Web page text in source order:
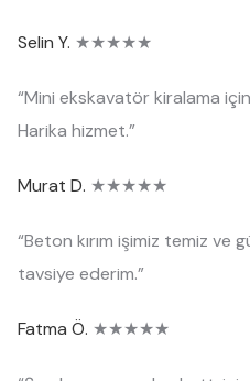
Selin Y. ★★★★★
“Mini ekskavatör kiralama
Harika hizmet.”
Murat D. ★★★★★
“Beton kırım işimiz temiz ve
tavsiye ederim.”
Fatma Ö. ★★★★★